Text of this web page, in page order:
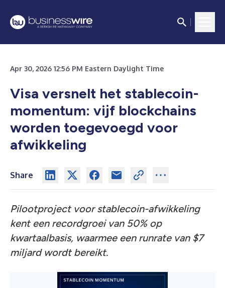
Apr 30, 2026 12:56 PM Eastern Daylight Time
Visa versnelt het stablecoin-
momentum: vijf blockchains
worden toegevoegd voor
afwikkeling
Share
Pilootproject voor stablecoin-afwikkeling
kent een recordgroei van 50% op
kwartaalbasis, waarmee een runrate van $7
miljard wordt bereikt.